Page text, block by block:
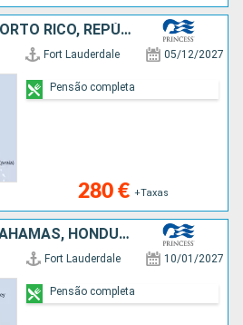
ESTADOS UNIDOS, PORTO RICO, REPÚBLICA DOMINICANA
Fort Lauderdale 05/12/2027
280 € +Taxas
Pensão completa
ESTADOS UNIDOS, BAHAMAS, HONDURAS, CARAIBAS - MEXICO
Fort Lauderdale 10/01/2027
Pensão completa